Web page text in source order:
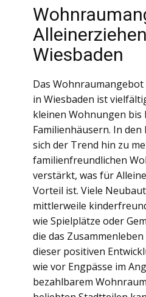
Wiesbaden
Das
in Wiesbaden ist
kleinen Wohnungen
Familienhäusern. In
sich der Trend hin zu
familienfreundlichen
verstärkt, was für
Vorteil ist. Viele
mittlerweile
wie Spielplätze oder
die das
dieser positiven
wie vor Engpässe im
bezahlbarem